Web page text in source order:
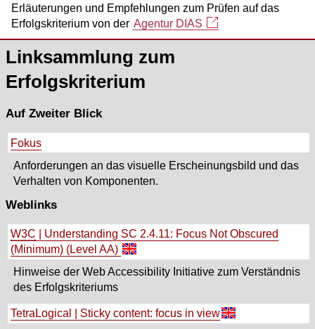
Erläuterungen und Empfehlungen zum Prüfen auf das
Erfolgskriterium von der Agentur DIAS
Linksammlung zum
Erfolgskriterium
Auf Zweiter Blick
Fokus
Anforderungen an das visuelle Erscheinungsbild und das
Verhalten von Komponenten.
Weblinks
W3C
Understanding SC 2.4.11: Focus Not Obscured
(Minimum) (Level AA)
Hinweise der Web Accessibility Initiative zum Verständnis
des Erfolgskriteriums
TetraLogical | Sticky content: focus in view